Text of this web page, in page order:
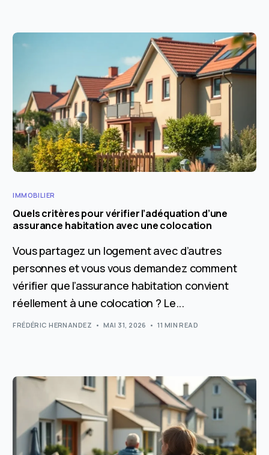
IMMOBILIER
Quels critères pour vérifier l’adéquation d’une
assurance habitation avec une colocation
Vous partagez un logement avec d’autres
personnes et vous vous demandez comment
vérifier que l’assurance habitation convient
réellement à une colocation ? Le...
FRÉDÉRIC HERNANDEZ MAI 31, 2026 11 MIN READ